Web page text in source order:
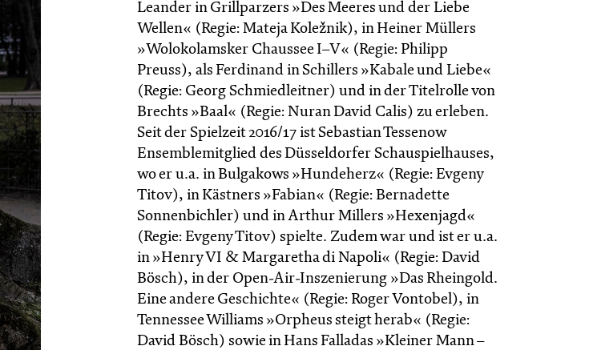
Leander in Grillparzers »Des Meeres und der Liebe
Wellen« (Regie: Mateja Koležnik), in Heiner Müllers
»Wolokolamsker Chaussee I–V« (Regie: Philipp
Preuss), als Ferdinand in Schillers »Kabale und Liebe«
(Regie: Georg Schmiedleitner) und in der Titelrolle von
Brechts »Baal« (Regie: Nuran David Calis) zu erleben.
Seit der Spielzeit 2016/17 ist Sebastian Tessenow
Ensemblemitglied des Düsseldorfer Schauspielhauses,
wo er u.a. in Bulgakows »Hundeherz« (Regie: Evgeny
Titov), in Kästners »Fabian« (Regie: Bernadette
Sonnenbichler) und in Arthur Millers »Hexenjagd«
(Regie: Evgeny Titov) spielte. Zudem war und ist er u.a.
in »Henry VI & Margaretha di Napoli« (Regie: David
Bösch), in der Open-Air-Inszenierung »Das Rheingold.
Eine andere Geschichte« (Regie: Roger Vontobel), in
Tennessee Williams »Orpheus steigt herab« (Regie:
David Bösch) sowie in Hans Falladas »Kleiner Mann –